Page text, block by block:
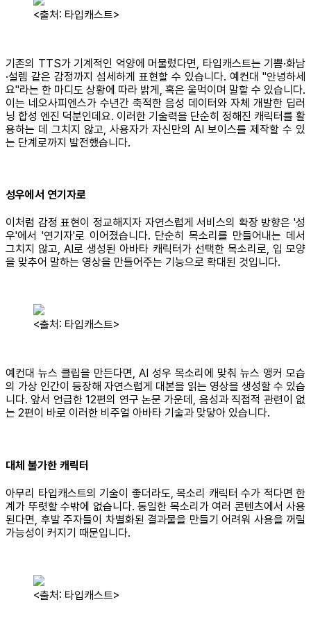
<출처: 타입캐스트>
기존의 TTS가 기계적인 억양에 머물렀다면, 타입캐스트는 기쁨·화남
·설렘 같은 감정까지 섬세하게 표현할 수 있습니다. 예컨대 "안녕하세
요"라는 한 마디도 상황에 따라 밝게, 혹은 울먹이며 말할 수 있습니다.
이는 네오사피엔스가 수년간 축적한 음성 데이터와 자체 개발한 딥러
닝 합성 엔진 덕분인데요. 이러한 기술력을 단순히 정해진 캐릭터를 활
용하는 데 그치지 않고, 사용자가 자신만의 AI 보이스를 제작할 수 있
는 단계로까지 발전했습니다.
성우에서 연기자로
이처럼 감정 표현이 정교해지자 자연스럽게 서비스의 확장 방향은 '성
우'에서 '연기자'로 이어졌습니다. 단순히 목소리를 만들어내는 데서
그치지 않고, AI로 생성된 아바타 캐릭터가 선택한 목소리로, 입 모양
을 맞추어 말하는 영상을 만들어주는 기능으로 확대된 것입니다.
<출처: 타입캐스트>
예컨대 뉴스 클립을 만든다면, AI 성우 목소리에 맞춰 뉴스 앵커 모습
의 가상 인간이 등장해 자연스럽게 대본을 읽는 영상을 생성할 수 있습
니다. 앞서 언급한 12편의 연구 논문 가운데, 음성과 직접적 관련이 없
는 2편이 바로 이러한 비주얼 아바타 기술과 맞닿아 있습니다.
대체 불가한 캐릭터
아무리 타입캐스트의 기술이 좋더라도, 목소리 캐릭터 수가 적다면 한
계가 뚜렷할 수밖에 없습니다. 동일한 목소리가 여러 콘텐츠에서 사용
된다면, 후발 주자들이 차별화된 결과물을 만들기 어려워 사용을 꺼릴
가능성이 커지기 때문입니다.
<출처: 타입캐스트>